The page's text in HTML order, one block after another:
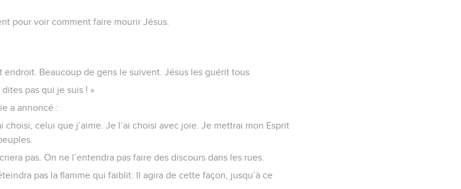
pour voir comment faire mourir Jésus.
Beaucoup de gens le suivent. Jésus les guérit tous
pas qui je suis ! »
a annoncé :
choisi, celui que j’aime. Je l’ai choisi avec joie. Je mettrai mon Esprit
pas. On ne l’entendra pas faire des discours dans les rues.
pas la flamme qui faiblit. Il agira de cette façon, jusqu’à ce